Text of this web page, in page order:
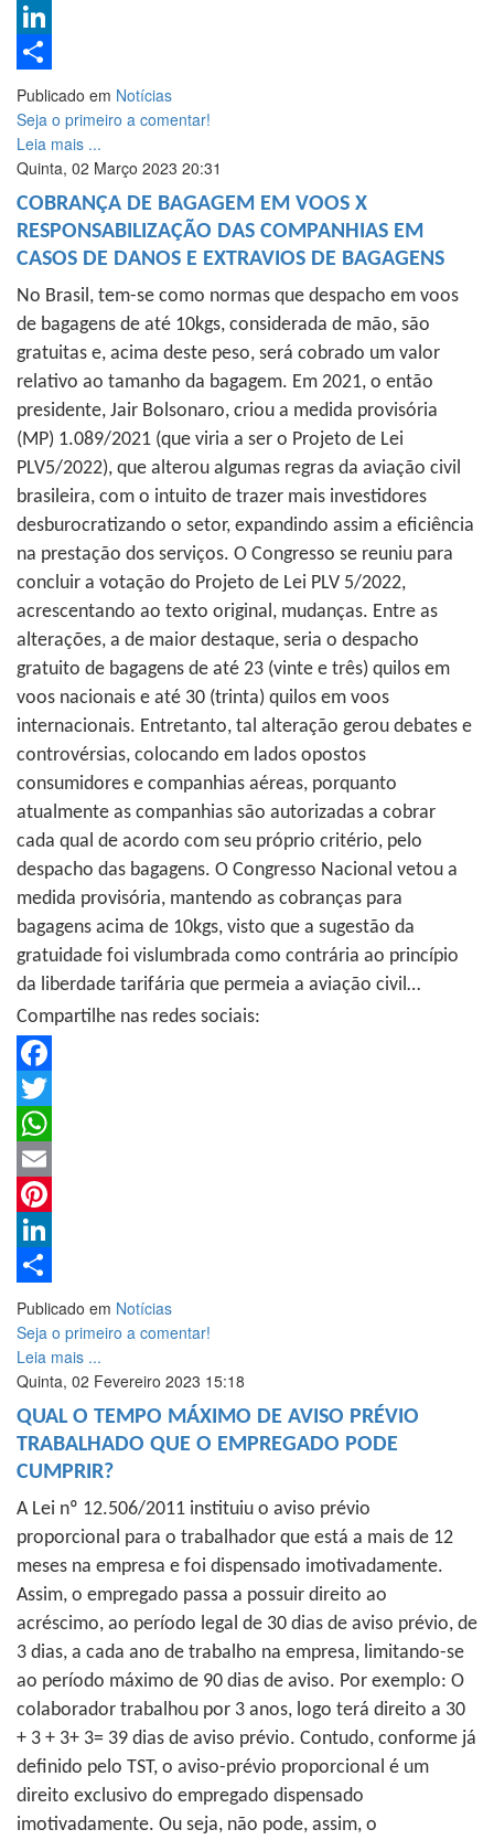
Pinterest
LinkedIn
Share
Publicado em Notícias
Seja o primeiro a comentar!
Leia mais ...
Quinta, 02 Março 2023 20:31
COBRANÇA DE BAGAGEM EM VOOS X
RESPONSABILIZAÇÃO DAS COMPANHIAS EM
CASOS DE DANOS E EXTRAVIOS DE BAGAGENS
No Brasil, tem-se como normas que despacho em voos
de bagagens de até 10kgs, considerada de mão, são
gratuitas e, acima deste peso, será cobrado um valor
relativo ao tamanho da bagagem. Em 2021, o então
presidente, Jair Bolsonaro, criou a medida provisória
(MP) 1.089/2021 (que viria a ser o Projeto de Lei
PLV5/2022), que alterou algumas regras da aviação civil
brasileira, com o intuito de trazer mais investidores
desburocratizando o setor, expandindo assim a eficiência
na prestação dos serviços. O Congresso se reuniu para
concluir a votação do Projeto de Lei PLV 5/2022,
acrescentando ao texto original, mudanças. Entre as
alterações, a de maior destaque, seria o despacho
gratuito de bagagens de até 23 (vinte e três) quilos em
voos nacionais e até 30 (trinta) quilos em voos
internacionais. Entretanto, tal alteração gerou debates e
controvérsias, colocando em lados opostos
consumidores e companhias aéreas, porquanto
atualmente as companhias são autorizadas a cobrar
cada qual de acordo com seu próprio critério, pelo
despacho das bagagens. O Congresso Nacional vetou a
medida provisória, mantendo as cobranças para
bagagens acima de 10kgs, visto que a sugestão da
gratuidade foi vislumbrada como contrária ao princípio
da liberdade tarifária que permeia a aviação civil…
Compartilhe nas redes sociais:
Facebook
Twitter
WhatsApp
Email
Pinterest
LinkedIn
Share
Publicado em Notícias
Seja o primeiro a comentar!
Leia mais ...
Quinta, 02 Fevereiro 2023 15:18
QUAL O TEMPO MÁXIMO DE AVISO PRÉVIO
TRABALHADO QUE O EMPREGADO PODE
CUMPRIR?
A Lei nº 12.506/2011 instituiu o aviso prévio
proporcional para o trabalhador que está a mais de 12
meses na empresa e foi dispensado imotivadamente.
Assim, o empregado passa a possuir direito ao
acréscimo, ao período legal de 30 dias de aviso prévio, de
3 dias, a cada ano de trabalho na empresa, limitando-se
ao período máximo de 90 dias de aviso. Por exemplo: O
colaborador trabalhou por 3 anos, logo terá direito a 30
+ 3 + 3+ 3= 39 dias de aviso prévio. Contudo, conforme já
definido pelo TST, o aviso-prévio proporcional é um
direito exclusivo do empregado dispensado
imotivadamente. Ou seja, não pode, assim, o